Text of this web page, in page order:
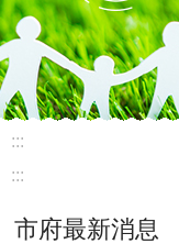
:::
:::
市府最新消息